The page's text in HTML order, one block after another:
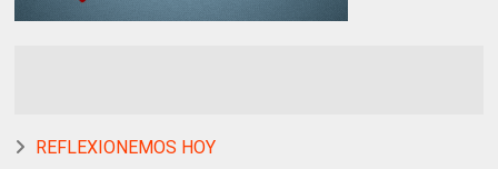
REFLEXIONEMOS HOY